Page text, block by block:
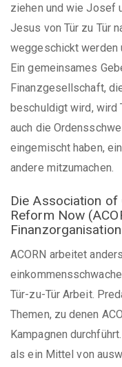
ziehen und wie Josef
Jesus von Tür zu Tür
weggeschickt werden
Ein gemeinsames
Finanzgesellschaft,
beschuldigt wird, wird
auch die
eingemischt haben,
andere mitzumachen.
Die Association
Reform Now
ACORN arbeitet
Tür-zu-Tür Arbeit.
Themen, zu denen
Kampagnen
als ein Mittel von